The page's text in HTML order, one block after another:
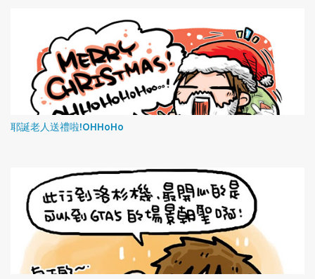
耶誕老人送禮啦!OHHoHo